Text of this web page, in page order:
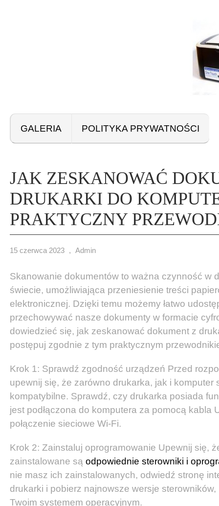
GALERIA POLITYKA PRYWATNOŚCI
JAK ZESKANOWAĆ
DRUKARKI DO
PRAKTYCZNY
15 czerwca 2023 , Admin
Skanowanie dokumentów to ważna czynność w
świecie, umożliwiająca przeniesienie treści
elektronicznej. Dzięki temu możemy łatwo
przechowywać nasze dokumenty w formacie
dowiedzieć się, jak zeskanować dokument z
postępuj zgodnie z tym praktycznym
Krok 1: Sprawdź zgodność urządzeń Przed
upewnij się, że zarówno drukarka, jak i komputer
kompatybilne. Sprawdź, czy drukarka posiada
jest podłączona do komputera za pomocą kabla
połączenie sieciowe Wi-Fi.
Krok 2: Zainstaluj oprogramowanie Upewnij się,
zainstalowane są odpowiednie sterowniki i
nie masz ich zainstalowanych, odwiedź stronę
drukarki i pobierz najnowsze wersje
Twoim systemem operacyjnym.